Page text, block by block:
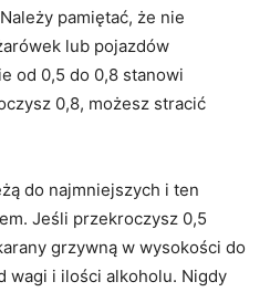
pamiętać, że nie
lub pojazdów
od 0,5 do 0,8 stanowi
0,8, możesz stracić
do najmniejszych i ten
Jeśli przekroczysz 0,5
grzywną w wysokości do
wagi i ilości alkoholu. Nigdy